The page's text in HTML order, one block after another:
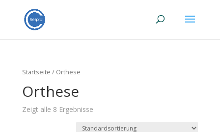
Startseite / Orthese
Orthese
Zeigt alle 8 Ergebnisse